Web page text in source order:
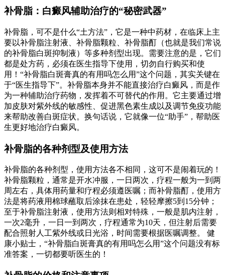
补骨脂：白癜风辅助治疗的“秘密武器”
补骨脂，可不是什么“土方法”，它是一种中药材，在临床上主
要以补骨脂注射液、补骨脂颗粒、补骨脂酊（也就是我们常说
的补骨脂白斑抑制液）等多种剂型出现。需要注意的是，它们
都是处方药，必须在医生指导下使用，切勿自行购买和使
用！“补骨脂白斑膏真的有用吗怎么用”这个问题，其实关键在
于“医生指导下”。补骨脂本身并不能直接治疗白癜风，而是作
为一种辅助治疗药物，发挥着不可替代的作用。它主要通过增
加皮肤对紫外线的敏感性、促进黑色素生成以及调节免疫功能
来帮助改善白斑症状。换句话说，它就像一位“助手”，帮助医
生更好地治疗白癜风。
补骨脂的各种剂型及使用方法
补骨脂的各种剂型，使用方法各不相同，这可不是闹着玩的！
补骨脂颗粒，通常是开水冲服，一日两次，疗程一般为一到两
周左右，具体用药量和疗程必须遵医嘱；而补骨脂酊，使用方
法是将药液用棉球蘸取后涂抹在患处，轻轻摩擦5到15分钟；
至于补骨脂注射液，使用方法则相对特殊，一般是肌内注射，
一次2毫升，一日一到两次，疗程通常为10天，但注射后需要
配合照射人工紫外线或日光浴，时间需要根据医嘱调整。 健
康小贴士，“补骨脂白斑膏真的有用吗怎么用”这个问题没有标
准答案，一切都要听医生的！